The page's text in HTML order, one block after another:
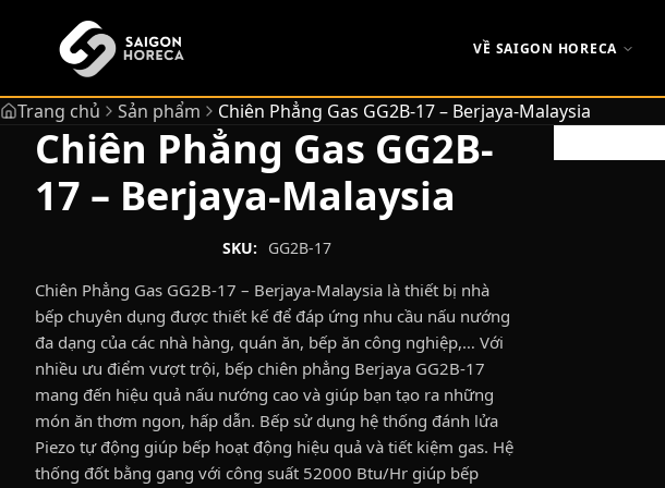
chính
VỀ SAIGON HORECA
Trang chủ Sản phẩm Chiên Phẳng Gas GG2B-17 – Berjaya-Malaysia
Chiên Phẳng Gas GG2B-
17 – Berjaya-Malaysia
SKU: GG2B-17
Chiên Phẳng Gas GG2B-17 – Berjaya-Malaysia là thiết bị nhà
bếp chuyên dụng được thiết kế để đáp ứng nhu cầu nấu nướng
đa dạng của các nhà hàng, quán ăn, bếp ăn công nghiệp,… Với
nhiều ưu điểm vượt trội, bếp chiên phẳng Berjaya GG2B-17
mang đến hiệu quả nấu nướng cao và giúp bạn tạo ra những
món ăn thơm ngon, hấp dẫn. Bếp sử dụng hệ thống đánh lửa
Piezo tự động giúp bếp hoạt động hiệu quả và tiết kiệm gas. Hệ
thống đốt bằng gang với công suất 52000 Btu/Hr giúp bếp